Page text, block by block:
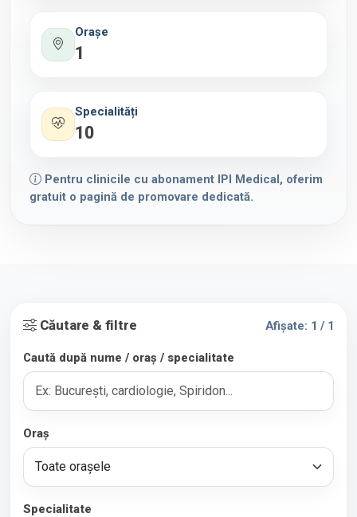
Orașe
1
Specialități
10
Pentru clinicile cu abonament IPI Medical, oferim
gratuit o pagină de promovare dedicată.
Căutare & filtre Afișate: 1 / 1
Caută după nume / oraș / specialitate
Oraș
Specialitate